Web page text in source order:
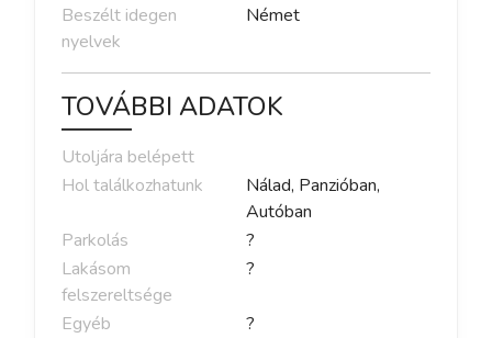
Beszélt idegen
nyelvek
Német
TOVÁBBI ADATOK
Utoljára belépett
Hol találkozhatunk
Nálad, Panzióban,
Autóban
Parkolás
?
Lakásom
felszereltsége
?
Egyéb ?